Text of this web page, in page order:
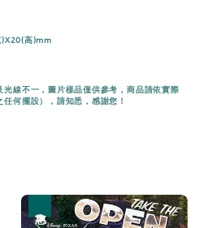
高)mm
光線不一，圖片樣品僅供參考，商品請依實際
何擺設），請知悉，感謝您！